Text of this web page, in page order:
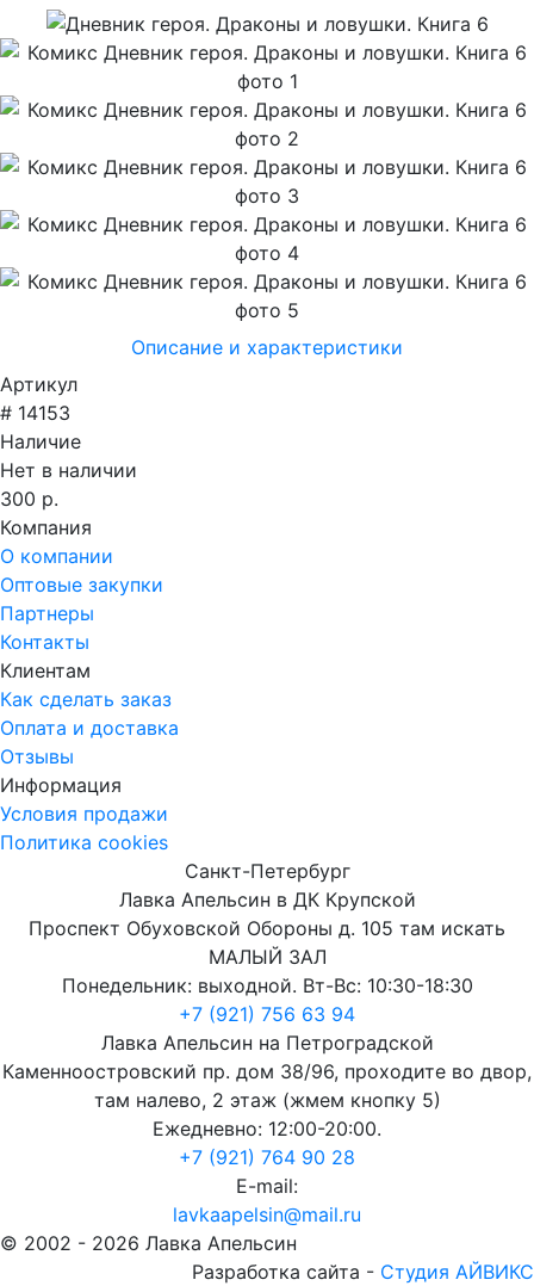
Описание и характеристики
Артикул
# 14153
Наличие
Нет в наличии
300 р.
Компания
О компании
Оптовые закупки
Партнеры
Контакты
Клиентам
Как сделать заказ
Оплата и доставка
Отзывы
Информация
Условия продажи
Политика cookies
Санкт-Петербург
Лавка Апельсин в ДК Крупской
Проспект Обуховской Обороны д. 105 там искать
МАЛЫЙ ЗАЛ
Понедельник: выходной. Вт-Вс: 10:30-18:30
+7 (921) 756 63 94
Лавка Апельсин на Петроградской
Каменноостровский пр. дом 38/96, проходите во двор,
там налево, 2 этаж (жмем кнопку 5)
Ежедневно: 12:00-20:00.
+7 (921) 764 90 28
E-mail:
lavkaapelsin@mail.ru
© 2002 - 2026 Лавка Апельсин
Разработка сайта - Студия АЙВИКС